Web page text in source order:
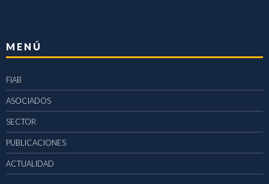
MENÚ
FIAB
ASOCIADOS
SECTOR
PUBLICACIONES
ACTUALIDAD